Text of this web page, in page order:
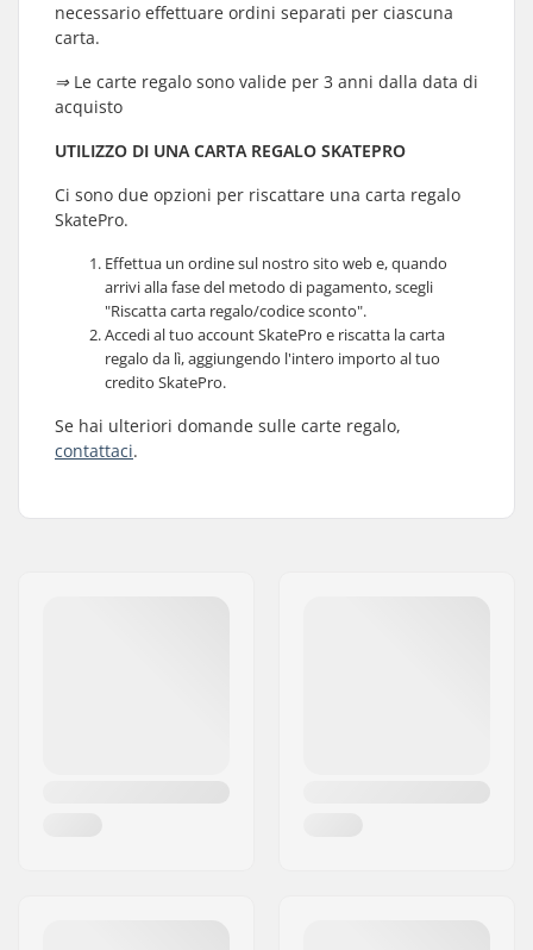
necessario effettuare ordini separati per ciascuna
carta.
⇒ Le carte regalo sono valide per 3 anni dalla data di
acquisto
UTILIZZO DI UNA CARTA REGALO SKATEPRO
Ci sono due opzioni per riscattare una carta regalo
SkatePro.
Effettua un ordine sul nostro sito web e, quando
arrivi alla fase del metodo di pagamento, scegli
"Riscatta carta regalo/codice sconto".
Accedi al tuo account SkatePro e riscatta la carta
regalo da lì, aggiungendo l'intero importo al tuo
credito SkatePro.
Se hai ulteriori domande sulle carte regalo,
contattaci.